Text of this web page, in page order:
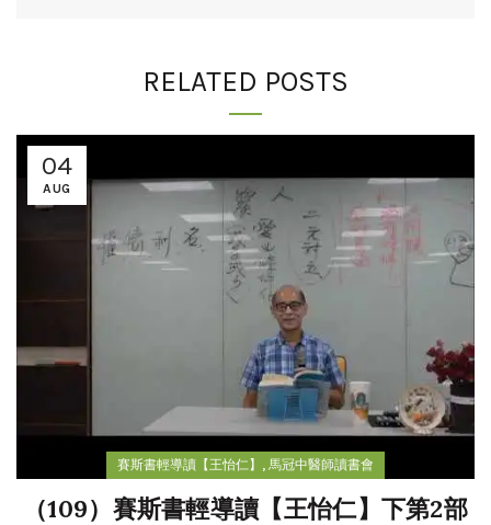
RELATED POSTS
04
AUG
賽斯書輕導讀【王怡仁】 , 馬冠中醫師讀書會
（109）賽斯書輕導讀【王怡仁】下第2部